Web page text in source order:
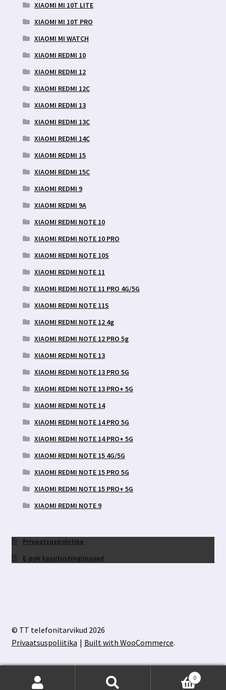
XIAOMI MI 10T LITE
XIAOMI MI 10T PRO
XIAOMI MI WATCH
XIAOMI REDMI 10
XIAOMI REDMI 12
XIAOMI REDMI 12C
XIAOMI REDMI 13
XIAOMI REDMI 13C
XIAOMI REDMI 14C
XIAOMI REDMI 15
XIAOMI REDMI 15C
XIAOMI REDMI 9
XIAOMI REDMI 9A
XIAOMI REDMI NOTE 10
XIAOMI REDMI NOTE 10 PRO
XIAOMI REDMI NOTE 10S
XIAOMI REDMI NOTE 11
XIAOMI REDMI NOTE 11 PRO 4G/5G
XIAOMI REDMI NOTE 11S
XIAOMI REDMI NOTE 12 4g
XIAOMI REDMI NOTE 12 PRO 5g
XIAOMI REDMI NOTE 13
XIAOMI REDMI NOTE 13 PRO 5G
XIAOMI REDMI NOTE 13 PRO+ 5G
XIAOMI REDMI NOTE 14
XIAOMI REDMI NOTE 14 PRO 5G
XIAOMI REDMI NOTE 14 PRO+ 5G
XIAOMI REDMI NOTE 15 4G/5G
XIAOMI REDMI NOTE 15 PRO 5G
XIAOMI REDMI NOTE 15 PRO+ 5G
XIAOMI REDMI NOTE 9
Privaatsuspoliitika
E-poe kasutustingimused
© TT telefonitarvikud 2026
Privaatsuspoliitika
Built with WooCommerce.
0